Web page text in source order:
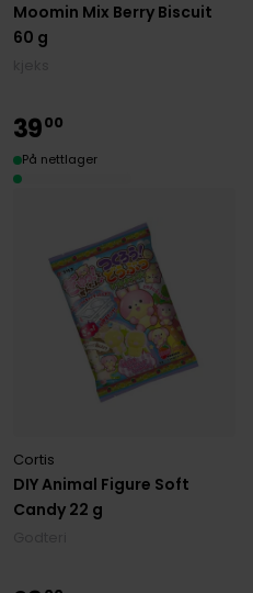
Moomin Mix Berry Biscuit
60 g
DIY Animal Figure Soft
Candy 22 g
Cortis
3900
På nettlager